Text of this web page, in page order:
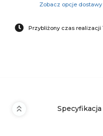
Zobacz opcje dostawy
Przybliżony czas realizacji
Specyfikacja